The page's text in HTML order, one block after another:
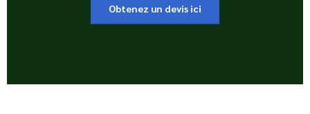
Obtenez un devis ici